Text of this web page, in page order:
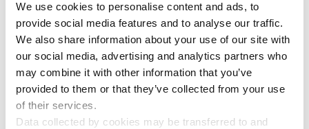
We use cookies to personalise content and ads, to
provide social media features and to analyse our traffic.
We also share information about your use of our site with
our social media, advertising and analytics partners who
may combine it with other information that you’ve
provided to them or that they’ve collected from your use
of their services.
Data collected by cookies may be transferred to and
内容であっても、落ち着きましょう。何かをク
リックする前に、送信者、ドメイン、リンクを
必ず確認してください。それでも怪しさが残る
なら、IT部門に相談しましょう。
特定のタイプのメールについ反応してしまう傾
向を自覚しているなら、自分が取りがちな行動